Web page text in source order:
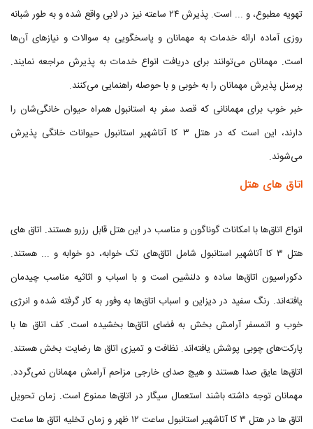
تهویه مطبوع، و ... است. پذیرش ۲۴ ساعته نیز در لابی واقع شده و به طور شبانه
روزی آماده ارائه خدمات به مهمانان و پاسخگویی به سوالات و نیازهای آن‌ها
است. مهمانان می‌توانند برای دریافت انواع خدمات به پذیرش مراجعه نمایند.
پرسنل پذیرش مهمانان را به خوبی و با حوصله راهنمایی می‌کنند.
خبر خوب برای مهمانانی که قصد سفر به استانبول همراه حیوان خانگی‌شان را
دارند، این است که در هتل ۳ کا آتاشهیر استانبول حیوانات خانگی پذیرش
می‌شوند.
اتاق های هتل
انواع اتاق‌ها با امکانات گوناگون و مناسب در این هتل قابل رزرو هستند. اتاق های
هتل ۳ کا آتاشهیر استانبول شامل اتاق‌های تک خوابه، دو خوابه و ... هستند.
دکوراسیون اتاق‌ها ساده و دلنشین است و با اسباب و اثاثیه مناسب چیدمان
یافته‌اند. رنگ سفید در دیزاین و اسباب اتاق‌ها به وفور به کار گرفته شده و انرژی
خوب و اتمسفر آرامش بخش به فضای اتاق‌ها بخشیده است. کف اتاق ها با
پارکت‌های چوبی پوشش یافته‌اند. نظافت و تمیزی اتاق ها رضایت بخش هستند.
اتاق‌ها عایق صدا هستند و هیچ صدای خارجی مزاحم آرامش مهمانان نمی‌گردد.
مهمانان توجه داشته باشند استعمال سیگار در اتاق‌ها ممنوع است. زمان تحویل
اتاق ها در هتل ۳ کا آتاشهیر استانبول ساعت ۱۲ ظهر و زمان تخلیه اتاق ها ساعت